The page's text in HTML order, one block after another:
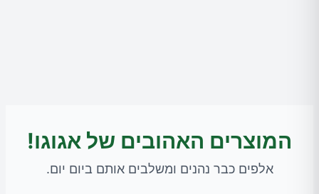
המוצרים האהובים של אגוגו!
אלפים כבר נהנים ומשלבים אותם ביום יום.